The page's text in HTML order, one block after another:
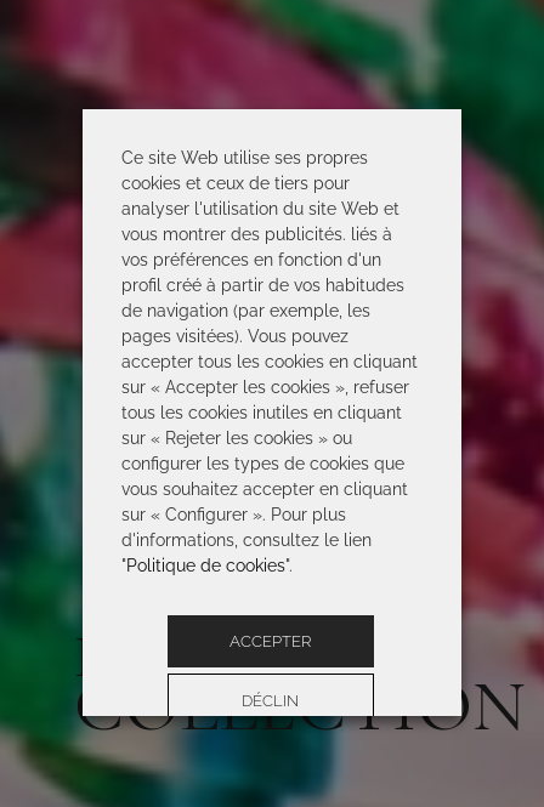
ROIDAL 2026
COLLECTION
Ce site Web utilise ses propres
cookies et ceux de tiers pour
analyser l'utilisation du site Web et
vous montrer des publicités. liés à
vos préférences en fonction d'un
profil créé à partir de vos habitudes
de navigation (par exemple, les
pages visitées). Vous pouvez
accepter tous les cookies en cliquant
sur « Accepter les cookies », refuser
tous les cookies inutiles en cliquant
sur « Rejeter les cookies » ou
configurer les types de cookies que
vous souhaitez accepter en cliquant
sur « Configurer ». Pour plus
d'informations, consultez le lien
"Politique de cookies".
ACCEPTER
DÉCLIN